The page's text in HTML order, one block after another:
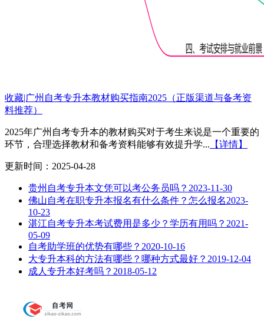
收藏|广州自考专升本教材购买指南2025（正版渠道与备考资
料推荐）
2025年广州自考专升本的教材购买对于考生来说是一个重要的
环节，合理选择教材和备考资料能够有效提升学... 【详情】
更新时间：2025-04-28
贵州自考专升本文凭可以考公务员吗？ 2023-11-30
佛山自考在职专升本报名有什么条件？怎么报名2023-
10-23
湛江自考专升本考试费用是多少？学历有用吗？ 2021-
05-09
自考助学班的优势有哪些？ 2020-10-16
大专升本科的方法有哪些？哪种方式最好？ 2019-12-04
成人专升本好考吗？ 2018-05-12